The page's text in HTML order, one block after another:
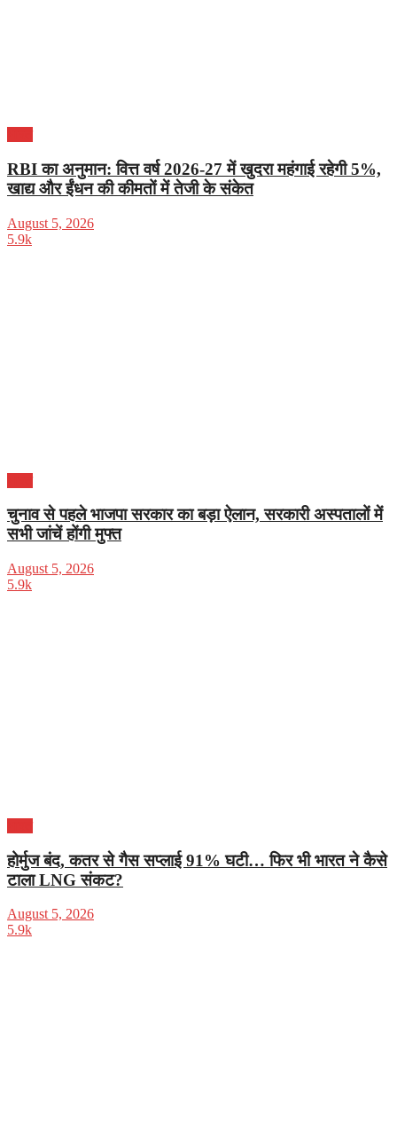
RBI का अनुमान: वित्त वर्ष 2026-27 में खुदरा महंगाई रहेगी 5%,
खाद्य और ईंधन की कीमतों में तेजी के संकेत
August 5, 2026
5.9k
चुनाव से पहले भाजपा सरकार का बड़ा ऐलान, सरकारी अस्पतालों में
सभी जांचें होंगी मुफ्त
August 5, 2026
5.9k
होर्मुज बंद, कतर से गैस सप्लाई 91% घटी… फिर भी भारत ने कैसे
टाला LNG संकट?
August 5, 2026
5.9k